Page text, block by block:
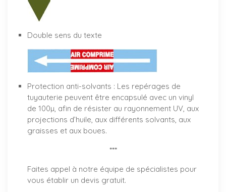
Double sens du texte
Protection anti-solvants : Les repérages de
tuyauterie peuvent être encapsulé avec un vinyl
de 100µ, afin de résister au rayonnement UV, aux
projections d’huile, aux différents solvants, aux
graisses et aux boues.
***
Faites appel à notre équipe de spécialistes pour
vous établir un devis gratuit.